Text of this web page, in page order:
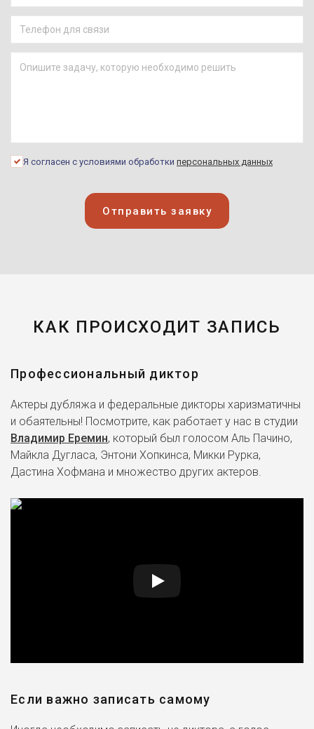
Я согласен с условиями обработки персональных данных
Отправить заявку
КАК ПРОИСХОДИТ ЗАПИСЬ
Профессиональный диктор
Актеры дубляжа и федеральные дикторы харизматичны
и обаятельны! Посмотрите, как работает у нас в студии
Владимир Еремин, который был голосом Аль Пачино,
Майкла Дугласа, Энтони Хопкинса, Микки Рурка,
Дастина Хофмана и множество других актеров.
Если важно записать самому